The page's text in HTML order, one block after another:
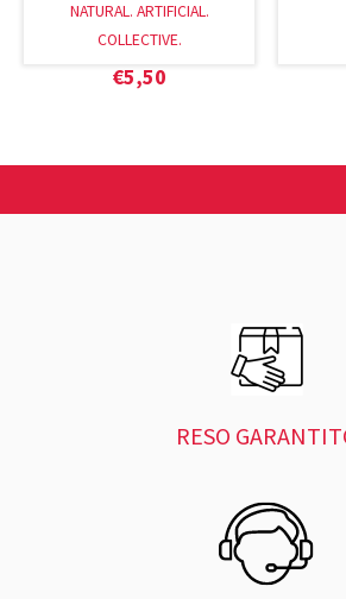
NATURAL. ARTIFICIAL.
COLLECTIVE.
€5,50
RESO